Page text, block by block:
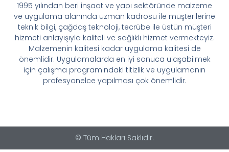
1995 yılından beri inşaat ve yapı sektöründe malzeme
ve uygulama alanında uzman kadrosu ile müşterilerine
teknik bilgi, çağdaş teknoloji, tecrübe ile üstün müşteri
hizmeti anlayışıyla kaliteli ve sağlıklı hizmet vermekteyiz.
Malzemenin kalitesi kadar uygulama kalitesi de
önemlidir. Uygulamalarda en iyi sonuca ulaşabilmek
için çalışma programındaki titizlik ve uygulamanın
profesyonelce yapılması çok önemlidir.
© Tüm Hakları Saklıdır.